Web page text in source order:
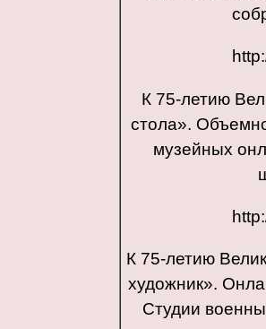
К 75-летию
стола».
музейных
К 75-летию
художник».
Студии